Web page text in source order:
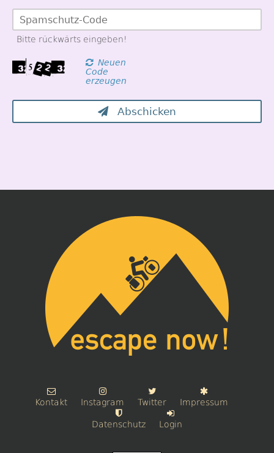
Bitte rückwärts eingeben!
Neuen
Code
erzeugen
Abschicken
Kontakt Instagram Twitter Impressum
Datenschutz Login